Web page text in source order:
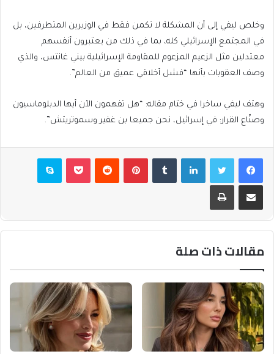
وخلص ليفي إلى أن المشكلة لا تكمن فقط في الوزيرين المتطرفين، بل
في المجتمع الإسرائيلي كله، بما في ذلك من يعتبرون أنفسهم
معتدلين مثل الزعيم المزعوم للمقاومة الإسرائيلية بيني غانتس، والذي
وصف العقوبات بأنها “فشل أخلاقي عميق من العالم”.
وهتف ليفي ساخرا في ختام مقاله: “هل تفهمون الآن أيها الدبلوماسيون
وصنّاع القرار: في إسرائيل، نحن جميعا بن غفير وسموتريتش”.
فيسبوكتويتر لينكدإن بينتيريست بوكيت سكايب
مشاركة عبر البريد طباعة
مقالات ذات صلة